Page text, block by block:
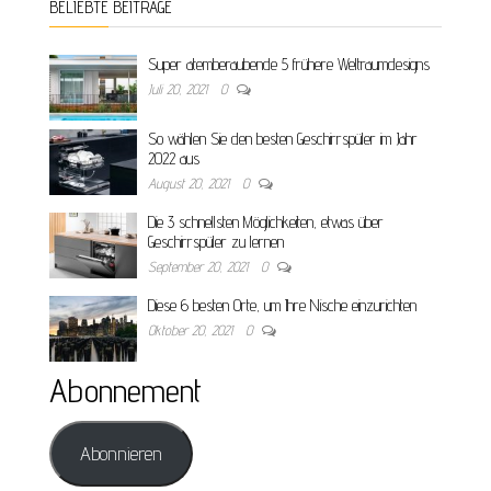
BELIEBTE BEITRÄGE
Super atemberaubende 5 frühere Weltraumdesigns
Juli 20, 2021 0
So wählen Sie den besten Geschirrspüler im Jahr
2022 aus
August 20, 2021 0
Die 3 schnellsten Möglichkeiten, etwas über
Geschirrspüler zu lernen
September 20, 2021 0
Diese 6 besten Orte, um Ihre Nische einzurichten
Oktober 20, 2021 0
Abonnement
Abonnieren